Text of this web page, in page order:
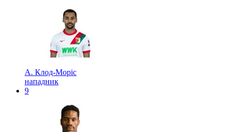
А. Клод-Моріс
нападник
9